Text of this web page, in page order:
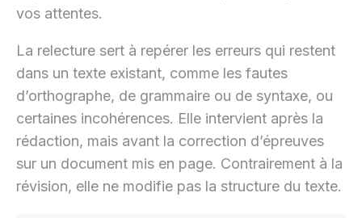
vos attentes.
La relecture sert à repérer les erreurs qui restent
dans un texte existant, comme les fautes
d’orthographe, de grammaire ou de syntaxe, ou
certaines incohérences. Elle intervient après la
rédaction, mais avant la correction d’épreuves
sur un document mis en page. Contrairement à la
révision, elle ne modifie pas la structure du texte.